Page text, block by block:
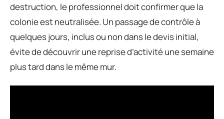
destruction, le professionnel doit confirmer que la
colonie est neutralisée. Un passage de contrôle à
quelques jours, inclus ou non dans le devis initial,
évite de découvrir une reprise d’activité une semaine
plus tard dans le même mur.